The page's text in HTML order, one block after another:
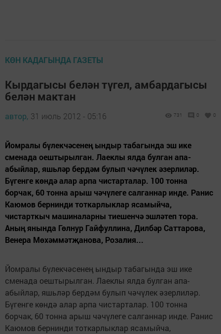
КӨН КАДАГЫНДА ГАЗЕТЫ
Кырдагысы белән түгел, амбардагысы
белән мактан
автор, 31 июль 2012 - 05:16 731 0 0
Йомралы бүлекчәсенең ындыр табагында эш ике
сменада оештырылган. Лаеклы ялда булган апа-
абыйлар, яшьләр бердәм булып чәчүлек әзерлиләр.
Бүгенге көндә алар арпа чистарталар. 100 тонна
борчак, 60 тонна арыш чәчүлеге салганнар инде. Ранис
Каюмов бернинди тоткарлыклар ясамыйча,
чистарткыч машиналарны тиешенчә эшләтеп тора.
Аның янында Гөлнур Гайфуллина, Дилбәр Саттарова,
Венера Мөхәммәтҗанова, Розалия...
Йомралы бүлекчәсенең ындыр табагында эш ике
сменада оештырылган. Лаеклы ялда булган апа-
абыйлар, яшьләр бердәм булып чәчүлек әзерлиләр.
Бүгенге көндә алар арпа чистарталар. 100 тонна
борчак, 60 тонна арыш чәчүлеге салганнар инде. Ранис
Каюмов бернинди тоткарлыклар ясамыйча,